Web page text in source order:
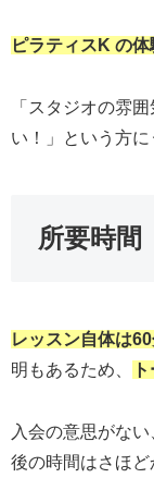
ピラティスK の
「スタジオの雰
い！」という方
所要時間
レッスン自体は
明もあるため、
入会の意思がな
後の時間はさほ